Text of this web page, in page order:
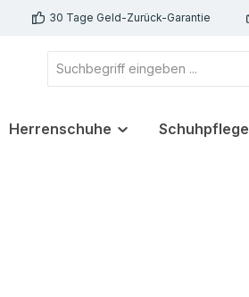
30 Tage Geld-Zurück-Garantie
Herrenschuhe Schuhpflege